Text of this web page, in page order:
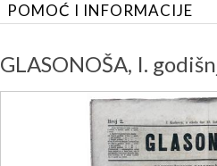
POMOĆ I INFORMACIJE
GLASONOŠA, I.